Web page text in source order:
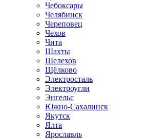
Чебоксары
Челябинск
Череповец
Чехов
Чита
Шахты
Шелехов
Щёлково
Электросталь
Электроугли
Энгельс
Южно-Сахалинск
Якутск
Ялта
Ярославль